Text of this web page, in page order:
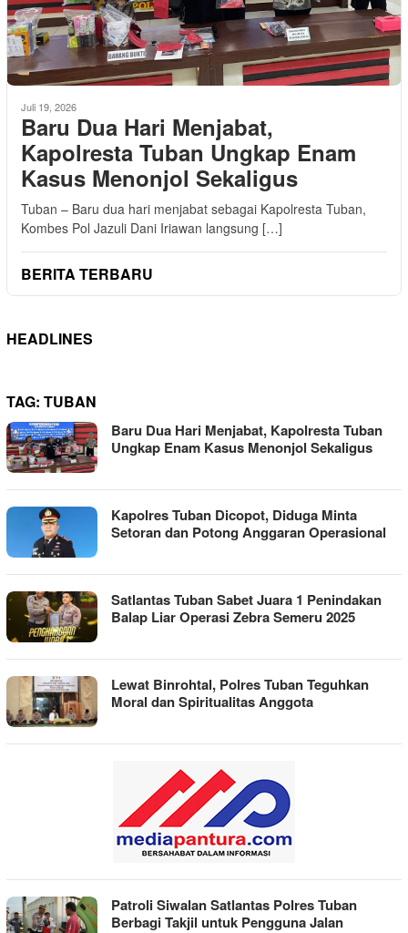
Juli 19, 2026
Baru Dua Hari Menjabat,
Kapolresta Tuban Ungkap Enam
Kasus Menonjol Sekaligus
Tuban – Baru dua hari menjabat sebagai Kapolresta Tuban,
Kombes Pol Jazuli Dani Iriawan langsung […]
BERITA TERBARU
HEADLINES
TAG: TUBAN
Baru Dua Hari Menjabat, Kapolresta Tuban
Ungkap Enam Kasus Menonjol Sekaligus
Kapolres Tuban Dicopot, Diduga Minta
Setoran dan Potong Anggaran Operasional
Satlantas Tuban Sabet Juara 1 Penindakan
Balap Liar Operasi Zebra Semeru 2025
Lewat Binrohtal, Polres Tuban Teguhkan
Moral dan Spiritualitas Anggota
Patroli Siwalan Satlantas Polres Tuban
Berbagi Takjil untuk Pengguna Jalan